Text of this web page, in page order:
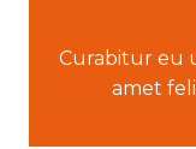
Curabitur eu
amet